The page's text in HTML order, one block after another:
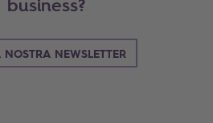
NEWSLETTER